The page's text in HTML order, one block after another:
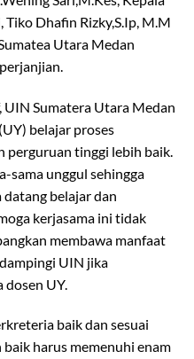
Dhafin Rizky,S.Ip, M.M
Utara Medan
UIN Sumatera Utara Medan
belajar proses
perguruan tinggi lebih baik.
sama unggul sehingga
belajar dan
kerjasama ini tidak
membawa manfaat
UIN jika
dosen UY.
baik dan sesuai
harus memenuhi enam